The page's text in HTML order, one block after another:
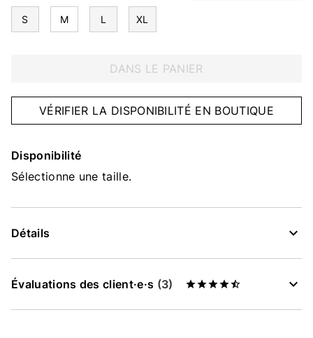
S M L XL
DANS LE PANIER
VÉRIFIER LA DISPONIBILITÉ EN BOUTIQUE
Disponibilité
Sélectionne une taille.
Détails
Évaluations des client·e·s (3)